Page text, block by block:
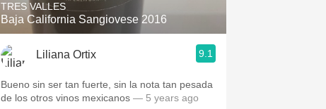
TRES VALLES
Baja California Sangiovese 2016
Liliana Ortix 9.1
Bueno sin ser tan fuerte, sin la nota tan pesada
de los otros vinos mexicanos — 5 years ago